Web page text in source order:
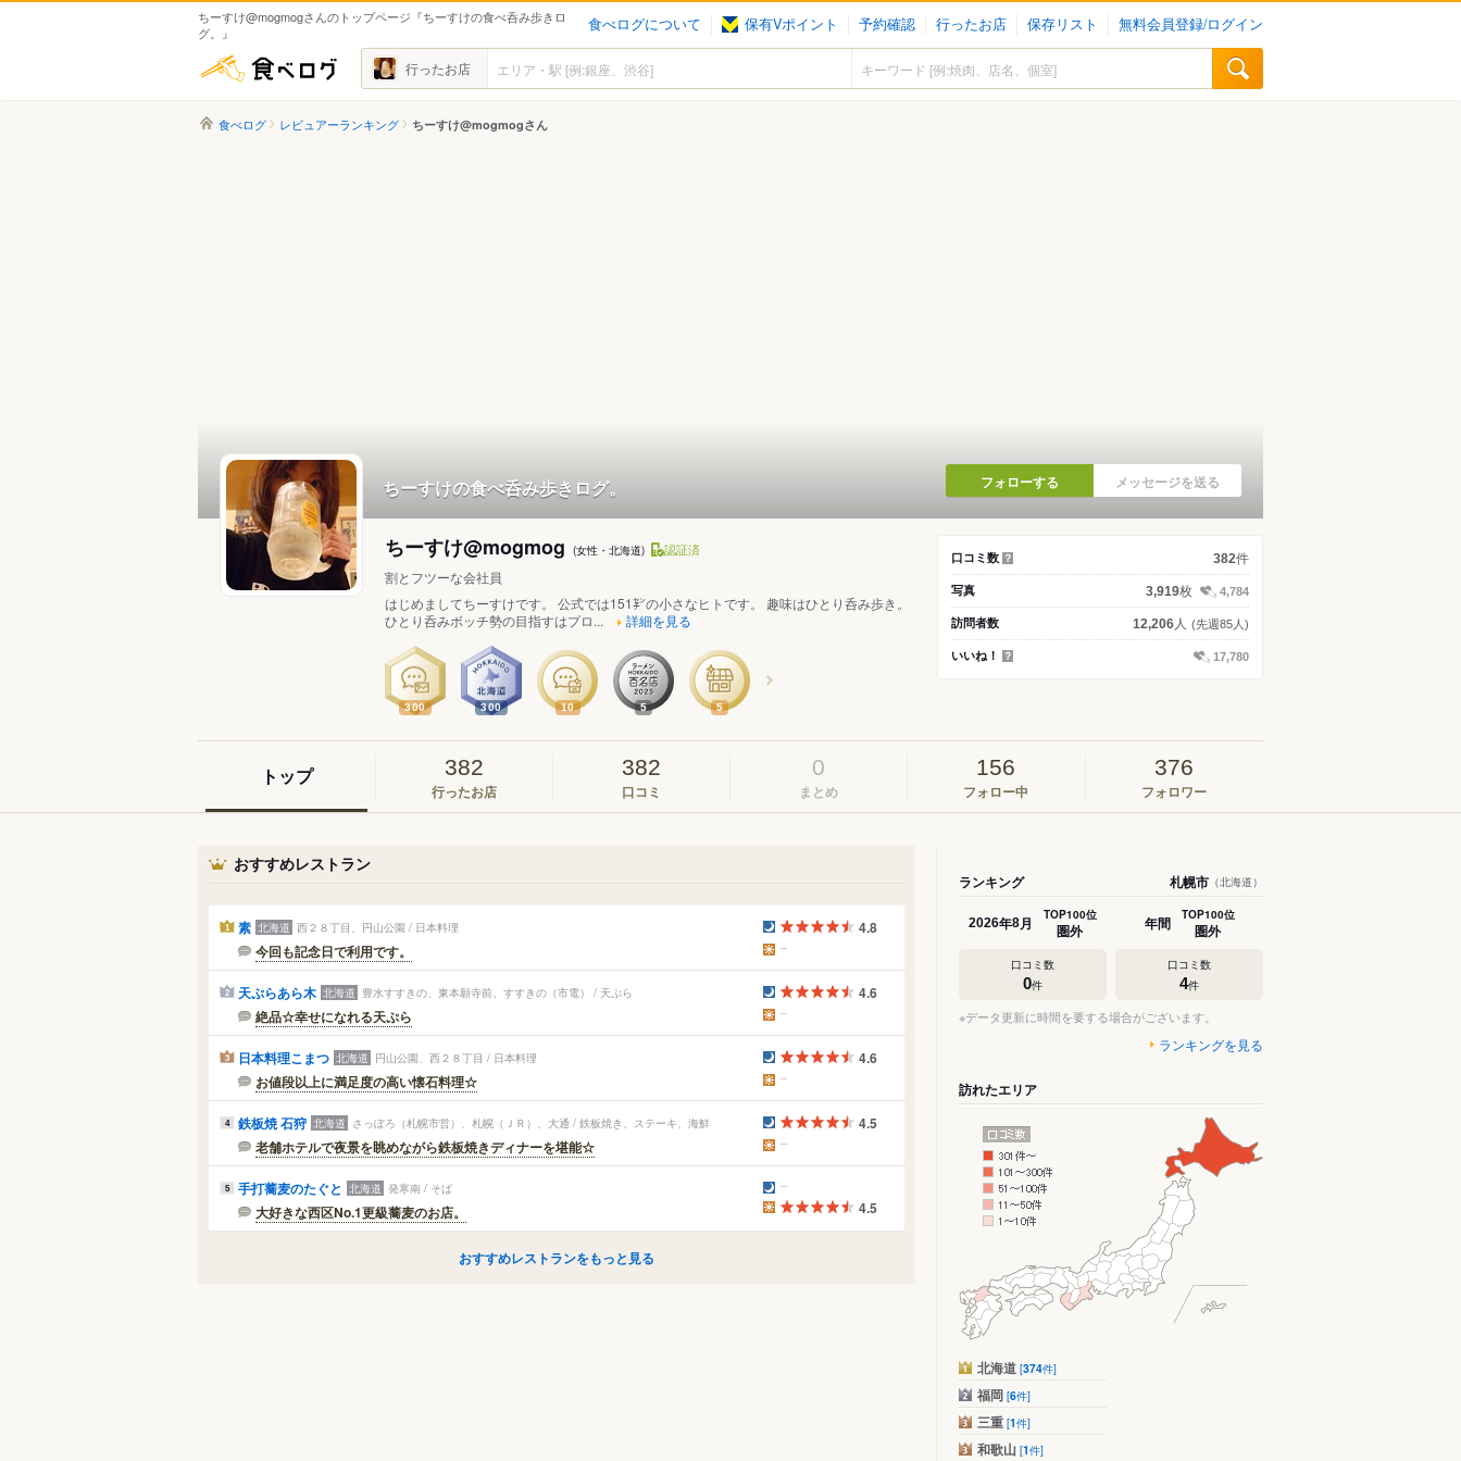
ちーすけ@mogmogさんのトップページ『ちーすけの食べ呑み歩きロ
グ。』
食べログについて 保有Vポイント 予約確認 行ったお店 保存リスト 無料会員登録/ログイン
食べログ 行ったお店
食べログ レビュアーランキング ちーすけ@mogmogさん
ちーすけの食べ呑み歩きログ。 フォローする メッセージを送る
ちーすけ@mogmog (女性・北海道) 認証済
割とフツーな会社員
はじめましてちーすけです。 公式では151㌢の小さなヒトです。 趣味はひとり呑み歩き。
ひとり呑みボッチ勢の目指すはプロ...
詳細を見る
300 300 10 5 5
口コミ数 ？ 382件
写真 3,919枚 4,784
訪問者数 12,206人 (先週85人)
いいね！ ？ 17,780
トップ 382
行ったお店
382
口コミ
0
まとめ
156
フォロー中
376
フォロワー
おすすめレストラン
1 素 北海道 西２８丁目、円山公園 / 日本料理
今回も記念日で利用です。
4.8
2 天ぷらあら木 北海道 豊水すすきの、東本願寺前、すすきの（市電） / 天ぷら
絶品☆幸せになれる天ぷら
4.6
3 日本料理こまつ 北海道 円山公園、西２８丁目 / 日本料理
お値段以上に満足度の高い懐石料理☆
4.6
4 鉄板焼 石狩 北海道 さっぽろ（札幌市営）、札幌（ＪＲ）、大通 / 鉄板焼き、ステーキ、海鮮
老舗ホテルで夜景を眺めながら鉄板焼きディナーを堪能☆
4.5
5 手打蕎麦のたぐと 北海道 発寒南 / そば
大好きな西区No.1更級蕎麦のお店。 4.5
おすすめレストランをもっと見る
ランキング 札幌市 （北海道）
2026年8月 TOP100位
圏外
口コミ数
0件
年間 TOP100位
圏外
口コミ数
4件
※データ更新に時間を要する場合がございます。
ランキングを見る
訪れたエリア
北海道 [374件]
福岡 [6件]
三重 [1件]
和歌山 [1件]